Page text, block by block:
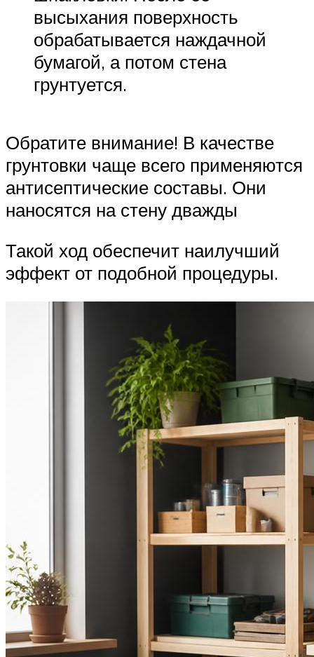
высыхания поверхность
обрабатывается наждачной
бумагой, а потом стена
грунтуется.
Обратите внимание! В качестве
грунтовки чаще всего применяются
антисептические составы. Они
наносятся на стену дважды
Такой ход обеспечит наилучший
эффект от подобной процедуры.